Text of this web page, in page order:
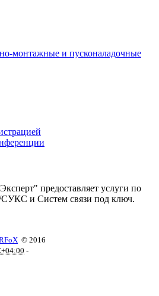
монтажные и пусконаладочные
предоставляет услуги по
и Систем связи под ключ.
© 2016
-